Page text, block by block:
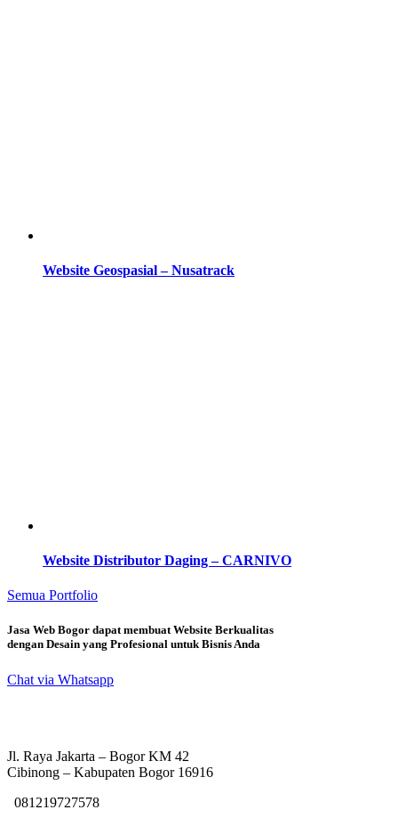
Website Geospasial – Nusatrack
Website Distributor Daging – CARNIVO
Semua Portfolio
Jasa Web Bogor dapat membuat Website Berkualitas
dengan Desain yang Profesional untuk Bisnis Anda
Chat via Whatsapp
Jl. Raya Jakarta – Bogor KM 42
Cibinong – Kabupaten Bogor 16916
081219727578